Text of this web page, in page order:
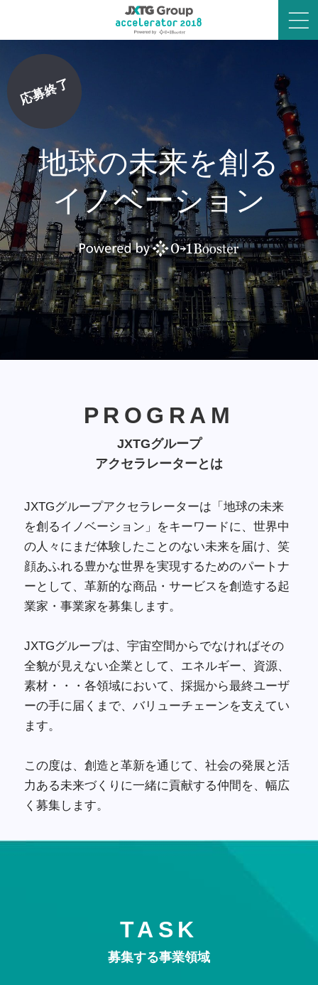
応募終了
応募終了
地球の未来を創る
地球の未来を創る
イノベーション
イノベーション
PROGRAM
PROGRAM
JXTGグループ
アクセラレーターとは
JXTGグループ
アクセラレーターとは
JXTGグループアクセラレーターは「地球の未来
を創るイノベーション」をキーワードに、世界中
の人々にまだ体験したことのない未来を届け、笑
顔あふれる豊かな世界を実現するためのパートナ
ーとして、革新的な商品・サービスを創造する起
業家・事業家を募集します。
JXTGグループは、宇宙空間からでなければその
全貌が見えない企業として、エネルギー、資源、
素材・・・各領域において、採掘から最終ユーザ
ーの手に届くまで、バリューチェーンを支えてい
ます。
この度は、創造と革新を通じて、社会の発展と活
力ある未来づくりに一緒に貢献する仲間を、幅広
く募集します。
TASK
TASK
募集する事業領域
募集する事業領域